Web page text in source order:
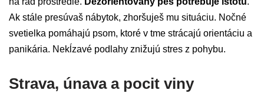
Ak stále presúvaš nábytok, zhoršuješ mu situáciu. Nočné
svetielka pomáhajú psom, ktoré v tme strácajú orientáciu a
panikária. Nekĺzavé podlahy znižujú stres z pohybu.
Strava, únava a pocit viny